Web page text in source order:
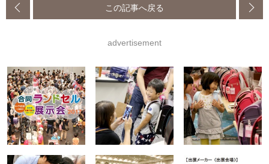
この記事へ戻る
advertisement